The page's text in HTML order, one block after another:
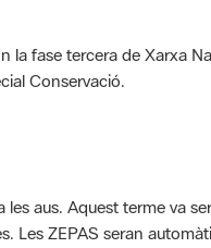
la fase tercera de Xarxa
Conservació.
aus. Aquest terme va
Les ZEPAS seran